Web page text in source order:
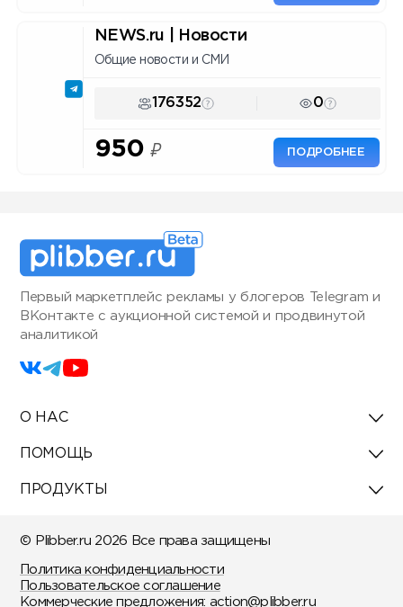
NEWS.ru | Новости
Общие новости и СМИ
176352 0
950 ₽ ПОДРОБНЕЕ
Первый маркетплейс рекламы у блогеров Telegram и
ВКонтакте с аукционной системой и продвинутой
аналитикой
О НАС
ПОМОЩЬ
ПРОДУКТЫ
© Plibber.ru 2026 Все права защищены
Политика конфиденциальности
Пользовательское соглашение
Коммерческие предложения: action@plibber.ru